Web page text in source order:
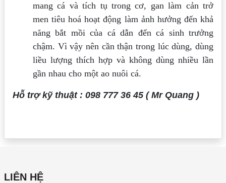
mang cá và tích tụ trong cơ, gan làm cản trở
men tiêu hoá hoạt động làm ảnh hưởng đến khả
năng bắt mồi của cá dẫn đến cá sinh trưởng
chậm. Vì vậy nên cần thận trong lúc dùng, dùng
liều lượng thích hợp và không dùng nhiều lần
gần nhau cho một ao nuôi cá.
Hỗ trợ kỹ thuật : 098 777 36 45 ( Mr Quang )
LIÊN HỆ